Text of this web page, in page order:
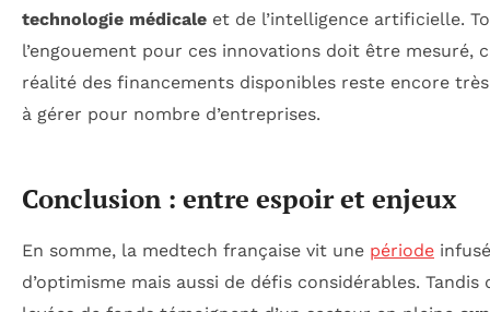
technologie médicale et de l’intelligence artificielle.
l’engouement pour ces innovations doit être mesuré,
réalité des financements disponibles reste encore
à gérer pour nombre d’entreprises.
Conclusion : entre espoir et enjeux
En somme, la medtech française vit une période
d’optimisme mais aussi de défis considérables. Tandis